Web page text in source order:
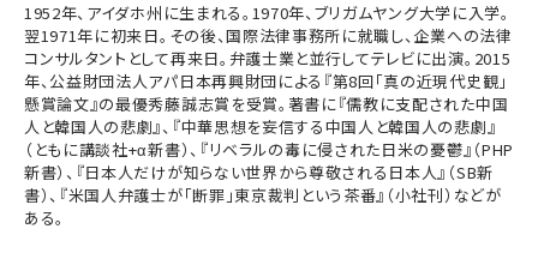
1952年、アイダホ州に生まれる。1970年、ブリガムヤング大学に入学。
翌1971年に初来日。その後、国際法律事務所に就職し、企業への法律
コンサルタントとして再来日。弁護士業と並行してテレビに出演。2015
年、公益財団法人アパ日本再興財団による『第8回「真の近現代史観」
懸賞論文』の最優秀藤誠志賞を受賞。著書に『儒教に支配された中国
人と韓国人の悲劇』、『中華思想を妄信する中国人と韓国人の悲劇』
（ともに講談社+α新書）、『リベラルの毒に侵された日米の憂鬱』（PHP
新書）、『日本人だけが知らない世界から尊敬される日本人』（SB新
書）、『米国人弁護士が「断罪」東京裁判という茶番』（小社刊）などが
ある。